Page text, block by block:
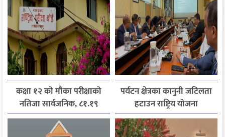
कक्षा १२ को मौका परीक्षाको
नतिजा सार्वजनिक, ८१.१९
प्रतिशत विद्यार्थी उत्तीर्ण
पर्यटन क्षेत्रका कानुनी जटिलता
हटाउन राष्ट्रिय योजना
आयोगसमक्ष होटल संघ
बागमतीका पाँचबुँदे माग